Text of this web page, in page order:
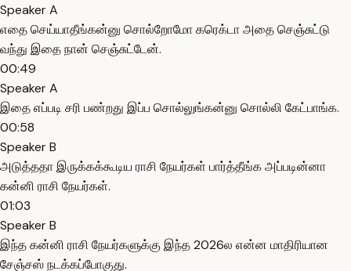
Speaker A
எதை செய்யாதீங்கன்னு சொல்றோமோ கரெக்டா அதை செஞ்சுட்டு
வந்து இதை நான் செஞ்சுட்டேன்.
00:49
Speaker A
இதை எப்படி சரி பண்றது இப்ப சொல்லுங்கன்னு சொல்லி கேட்பாங்க.
00:58
Speaker B
அடுத்ததா இருக்கக்கூடிய ராசி நேயர்கள் பார்த்தீங்க அப்படின்னா
கன்னி ராசி நேயர்கள்.
01:03
Speaker B
இந்த கன்னி ராசி நேயர்களுக்கு இந்த 2026ல என்ன மாதிரியான
சேஞ்சஸ் நடக்கப்போகுது.